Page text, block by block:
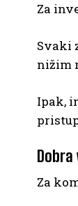
Za
Svaki
nižim
Ipak,
Za